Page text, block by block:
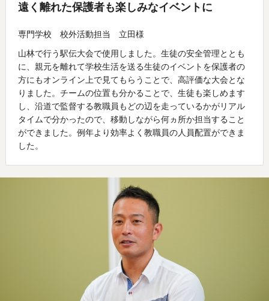
遠く離れた保護者も楽しみなイベントに
専門学校 校外活動担当 立田様
山林で行う駅伝大会で使用しました。生徒の安全管理ととも
に、親元を離れて学校生活を送る生徒のイベントを保護者の
方にもオンライン上で見てもらうことで、高評価な大会とな
りました。チームの位置も分かることで、生徒も楽しめます
し、沿道で監督する教職員もどの辺を走っているかがリアル
タイムで分かったので、移動しながら何ヵ所か担当すること
ができました。例年より効率よく教職員の人員配置ができま
した。